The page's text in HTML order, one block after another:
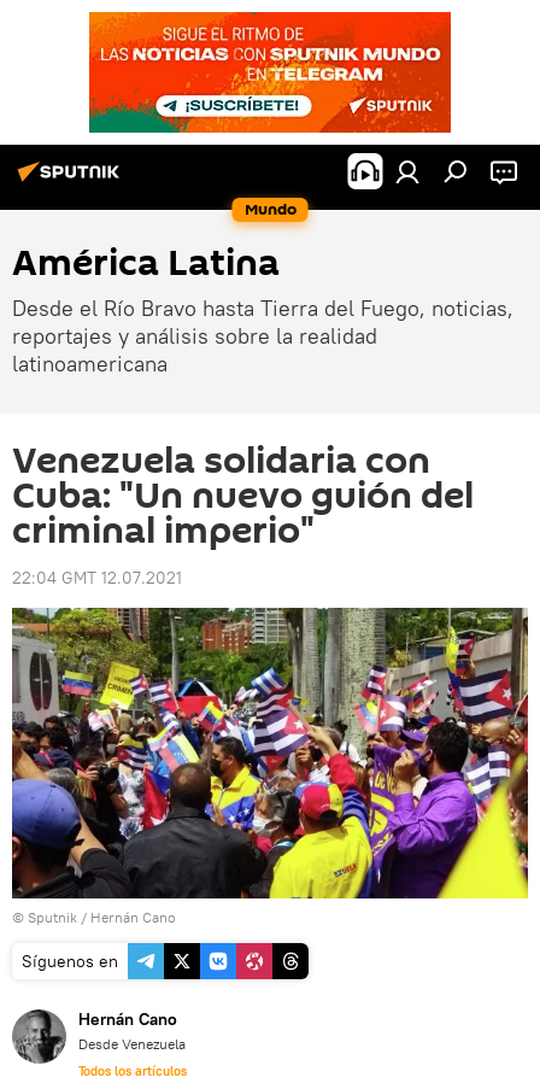
Mundo
América Latina
Desde el Río Bravo hasta Tierra del Fuego, noticias,
reportajes y análisis sobre la realidad
latinoamericana
Venezuela solidaria con
Cuba: "Un nuevo guión del
criminal imperio"
22:04 GMT 12.07.2021
© Sputnik / Hernán Cano
Síguenos en
Hernán Cano
Desde Venezuela
Todos los artículos